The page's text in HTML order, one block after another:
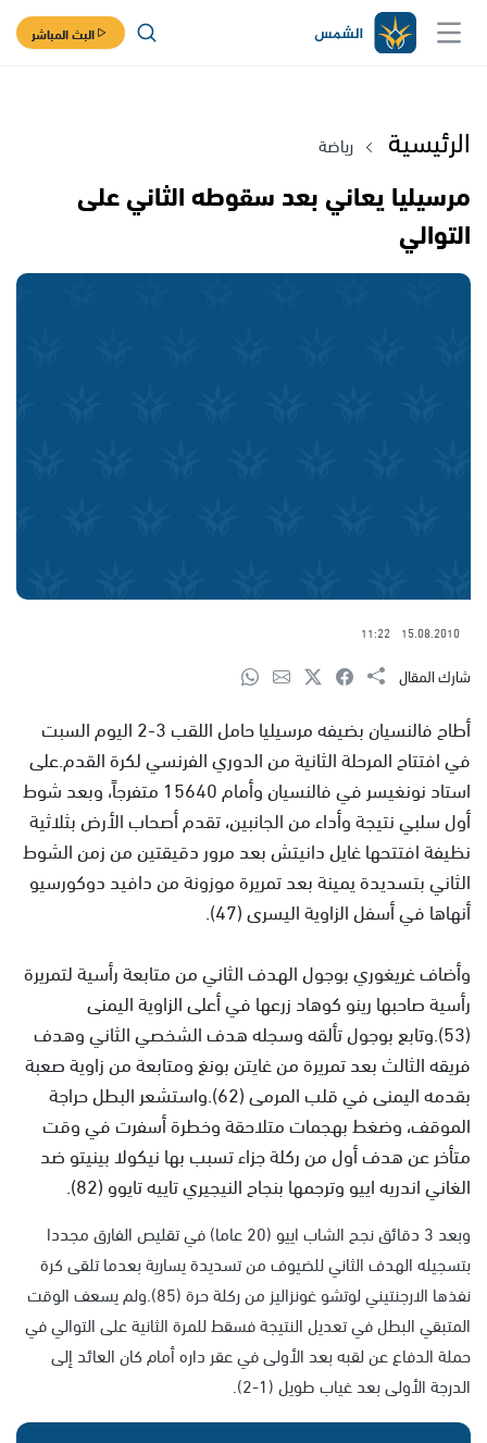
البث المباشر
الرئيسية رياضة
مرسيليا يعاني بعد سقوطه الثاني على
التوالي
15.08.2010
11:22
شارك المقال
أطاح فالنسيان بضيفه مرسيليا حامل اللقب 3-2 اليوم السبت
في افتتاح المرحلة الثانية من الدوري الفرنسي لكرة القدم.على
استاد نونغيسر في فالنسيان وأمام 15640 متفرجاً، وبعد شوط
أول سلبي نتيجة وأداء من الجانبين، تقدم أصحاب الأرض بثلاثية
نظيفة افتتحها غايل دانيتش بعد مرور دقيقتين من زمن الشوط
الثاني بتسديدة يمينة بعد تمريرة موزونة من دافيد دوكورسيو
أنهاها في أسفل الزاوية اليسرى (47).
وأضاف غريغوري بوجول الهدف الثاني من متابعة رأسية لتمريرة
رأسية صاحبها رينو كوهاد زرعها في أعلى الزاوية اليمنى
(53).وتابع بوجول تألقه وسجله هدف الشخصي الثاني وهدف
فريقه الثالث بعد تمريرة من غايتن بونغ ومتابعة من زاوية صعبة
بقدمه اليمنى في قلب المرمى (62).واستشعر البطل حراجة
الموقف، وضغط بهجمات متلاحقة وخطرة أسفرت في وقت
متأخر عن هدف أول من ركلة جزاء تسبب بها نيكولا بينيتو ضد
الغاني اندريه اييو وترجمها بنجاح النيجيري تاييه تايوو (82).
وبعد 3 دقائق نجح الشاب اييو (20 عاما) في تقليص الفارق مجددا
بتسجيله الهدف الثاني للضيوف من تسديدة يسارية بعدما تلقى كرة
نفذها الارجنتيني لوتشو غونزاليز من ركلة حرة (85).ولم يسعف الوقت
المتبقي البطل في تعديل النتيجة فسقط للمرة الثانية على التوالي في
حملة الدفاع عن لقبه بعد الأولى في عقر داره أمام كان العائد إلى
الدرجة الأولى بعد غياب طويل (1-2).